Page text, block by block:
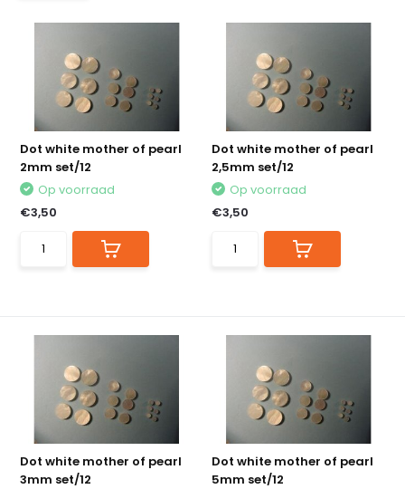
Dot white mother of pearl
2mm set/12
Op voorraad
€3,50
Dot white mother of pearl
2,5mm set/12
Op voorraad
€3,50
Dot white mother of pearl
3mm set/12
Dot white mother of pearl
5mm set/12